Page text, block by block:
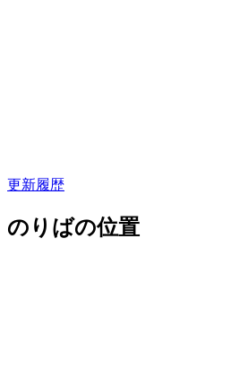
更新履歴
のりばの位置